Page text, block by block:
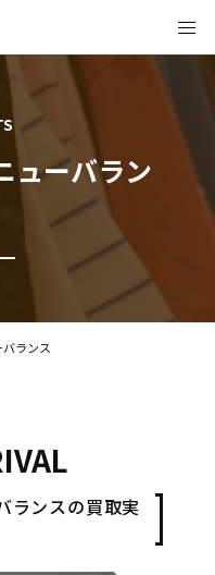
ューバラン
ランス
ランスの買取実